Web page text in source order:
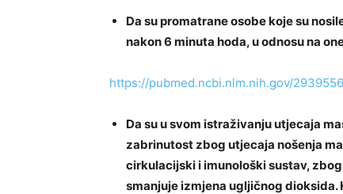
Da su promatrane osobe koje su
nakon 6 minuta hoda, u odnosu na
https://pubmed.ncbi.nlm.nih.gov/
Da su u svom istraživanju utjecaja
zabrinutost zbog utjecaja nošenja
cirkulacijski i imunološki sustav,
smanjuje izmjena ugljičnog dioksida.